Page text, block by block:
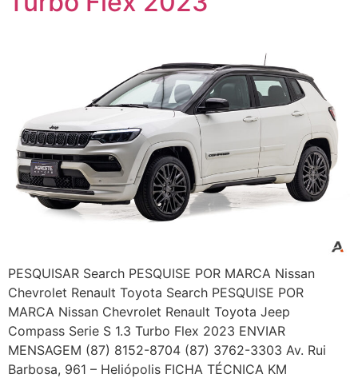
PESQUISAR Search PESQUISE POR MARCA Nissan
Chevrolet Renault Toyota Search PESQUISE POR
MARCA Nissan Chevrolet Renault Toyota Jeep
Compass Serie S 1.3 Turbo Flex 2023 ENVIAR
MENSAGEM (87) 8152-8704 (87) 3762-3303 Av. Rui
Barbosa, 961 – Heliópolis FICHA TÉCNICA KM